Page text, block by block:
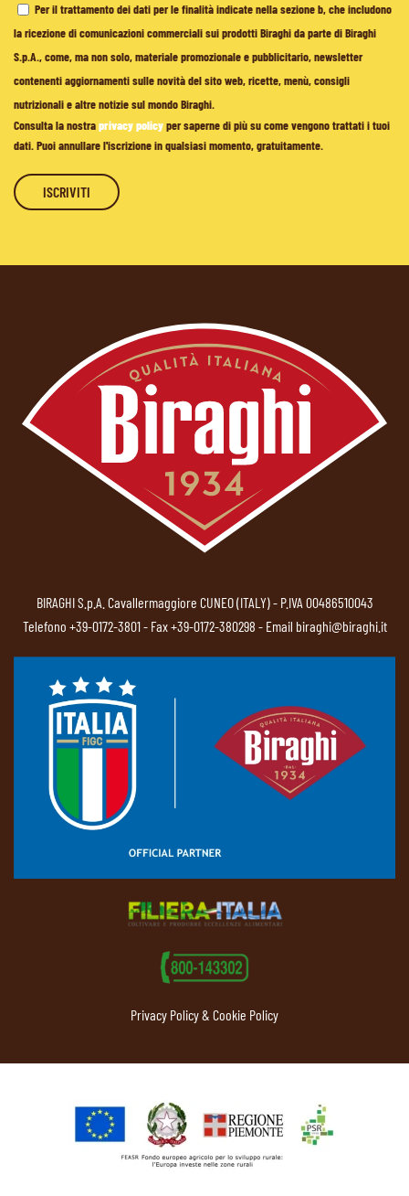
Per il trattamento dei dati per le finalità indicate nella sezione b, che includono
la ricezione di comunicazioni commerciali sui prodotti Biraghi da parte di Biraghi
S.p.A., come, ma non solo, materiale promozionale e pubblicitario, newsletter
contenenti aggiornamenti sulle novità del sito web, ricette, menù, consigli
nutrizionali e altre notizie sul mondo Biraghi.
Consulta la nostraprivacy policyper saperne di più su come vengono trattati i tuoi
dati. Puoi annullare l'iscrizione in qualsiasi momento, gratuitamente.
BIRAGHI S.p.A. Cavallermaggiore CUNEO (ITALY) - P.IVA 00486510043
Telefono +39-0172-3801- Fax +39-0172-380298 - Email biraghi@biraghi.it
Privacy Policy & Cookie Policy